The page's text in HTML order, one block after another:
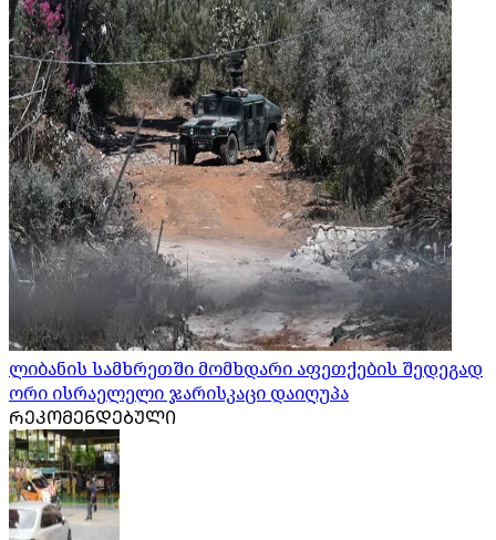
ლიბანის სამხრეთში მომხდარი აფეთქების შედეგად
ორი ისრაელელი ჯარისკაცი დაიღუპა
ᲠᲔᲙᲝᲛᲔᲜᲓᲔᲑᲣᲚᲘ